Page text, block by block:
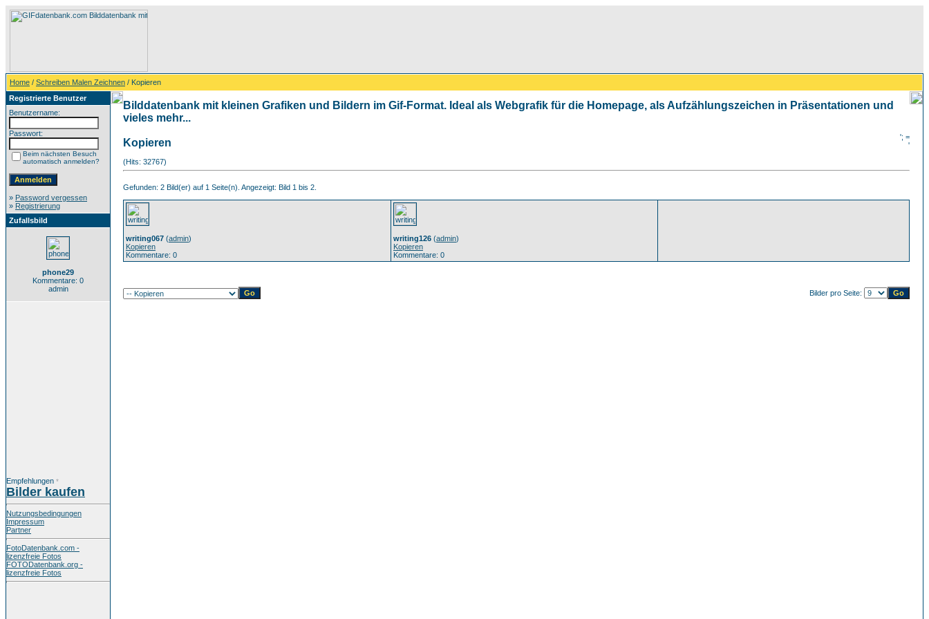
Home / Schreiben Malen Zeichnen / Kopieren
Registrierte Benutzer
Benutzername:
Passwort:
Beim nächsten Besuch
automatisch anmelden?
» Password vergessen
» Registrierung
Zufallsbild
phone29
Kommentare: 0
admin
Empfehlungen *
Bilder kaufen
Nutzungsbedingungen
Impressum
Partner
FotoDatenbank.com -
lizenzfreie Fotos
FOTODatenbank.org -
lizenzfreie Fotos
Bilddatenbank mit kleinen Grafiken und Bildern im Gif-Format. Ideal als Webgrafik für die Homepage, als Aufzählungszeichen in Präsentationen und
vieles mehr...
Kopieren
'; =
'
(Hits: 32767)
Gefunden: 2 Bild(er) auf 1 Seite(n). Angezeigt: Bild 1 bis 2.
writing067 (admin)
Kopieren
Kommentare: 0
writing126 (admin)
Kopieren
Kommentare: 0
Bilder pro Seite: